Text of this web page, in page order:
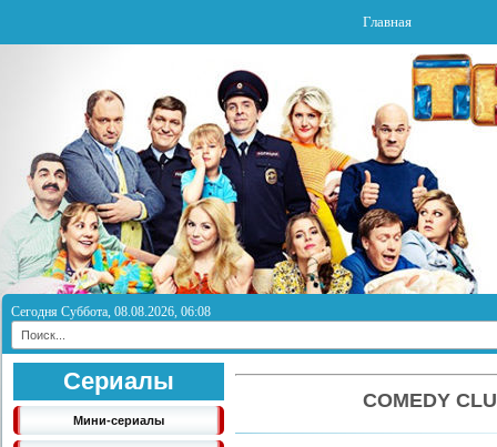
Главная
Сегодня Суббота, 08.08.2026, 06:08
Сериалы
Мини-сериалы
COMEDY